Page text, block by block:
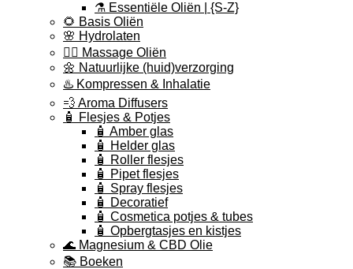
⚗️ Essentiële Oliën | {S-Z}
🌻 Basis Oliën
🌸 Hydrolaten
💆‍♀️ Massage Oliën
🌼 Natuurlijke (huid)verzorging
♨️ Kompressen & Inhalatie
💨 Aroma Diffusers
🧴 Flesjes & Potjes
🧴 Amber glas
🧴 Helder glas
🧴 Roller flesjes
🧴 Pipet flesjes
🧴 Spray flesjes
🧴 Decoratief
🧴 Cosmetica potjes & tubes
🧴 Opbergtasjes en kistjes
🌊 Magnesium & CBD Olie
📚 Boeken